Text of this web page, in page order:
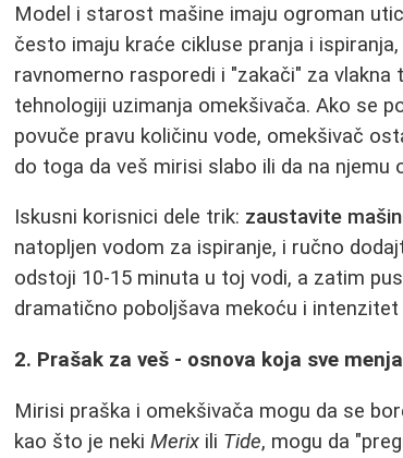
Model i starost mašine imaju ogroman
često imaju kraće cikluse pranja i
ravnomerno rasporedi i "zakači" za
tehnologiji uzimanja omekšivača. Ako se
povuče pravu količinu vode, omekšivač
do toga da veš mirisi slabo ili da na njemu
Iskusni korisnici dele trik: zaustavite
natopljen vodom za ispiranje, i ručno
odstoji 10-15 minuta u toj vodi, a zatim
dramatično poboljšava mekoću i
2. Prašak za veš - osnova koja sve menja
Mirisi praška i omekšivača mogu da se
kao što je nekiMerix ili Tide, mogu da